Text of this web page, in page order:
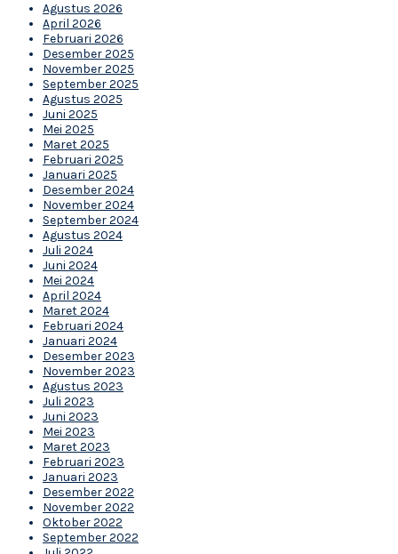
Agustus 2026
April 2026
Februari 2026
Desember 2025
November 2025
September 2025
Agustus 2025
Juni 2025
Mei 2025
Maret 2025
Februari 2025
Januari 2025
Desember 2024
November 2024
September 2024
Agustus 2024
Juli 2024
Juni 2024
Mei 2024
April 2024
Maret 2024
Februari 2024
Januari 2024
Desember 2023
November 2023
Agustus 2023
Juli 2023
Juni 2023
Mei 2023
Maret 2023
Februari 2023
Januari 2023
Desember 2022
November 2022
Oktober 2022
September 2022